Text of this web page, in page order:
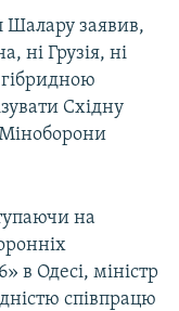
Шалару заявив,
ні Грузія, ні
Східну
на
в Одесі, міністр
співпрацю